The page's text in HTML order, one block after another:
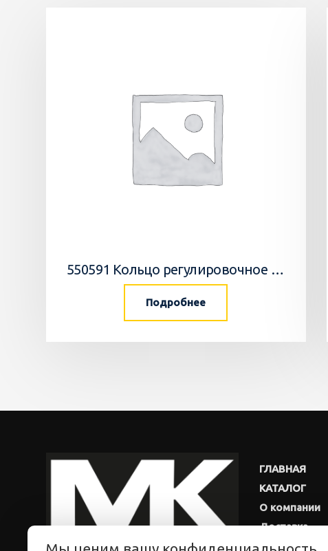
550591 Кольцо регулировочное 0,05мм/WEDGE
Подробнее
ГЛАВНАЯ
КАТАЛОГ
О компании
Доставка
Новости